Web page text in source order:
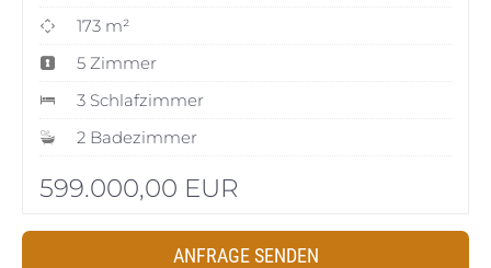
173 m²
5 Zimmer
3 Schlafzimmer
2 Badezimmer
599.000,00 EUR
ANFRAGE SENDEN